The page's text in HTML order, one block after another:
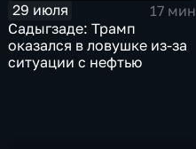
29 июля
17 мин
Садыгзаде: Трамп
оказался в ловушке из-за
ситуации с нефтью